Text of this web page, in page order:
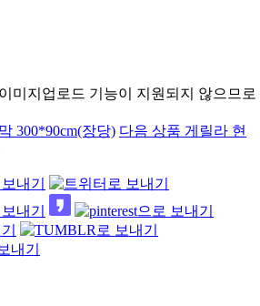
미지업로드 기능이 지원되지 않으므
300*90cm(장당) 다음 상품 게릴라 현